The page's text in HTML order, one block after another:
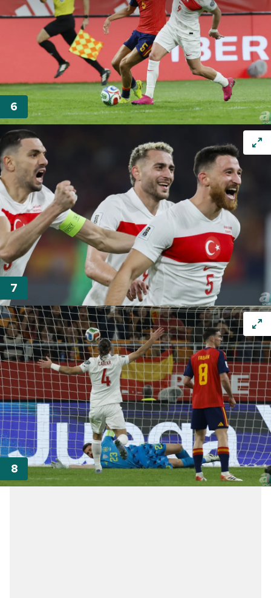
Her halükârda, kullanıcılar, bu çerezlere izin vermedikleri
takdirde, kullanıcılara hedefli reklamlar
gösterilmeyecektir."
Sizlere daha iyi bir hizmet sunabilmek için İnternet
Sitemizde kendimize ve üçüncü kişilere ait çerezler
kullanılmaktadır. Bu çerezler vasıtasıyla çeşitli kişisel
verileriniz işlenmekte olup gerekli olan çerezler bilgi
toplumu hizmetlerinin sunulması amacıyla
kullanılmaktadır. Diğer çerezler, sitemizin daha işlevsel
kılınması ve kişiselleştirilmesi ve sizlere yönelik
reklam/pazarlama faaliyetlerinin yapılması, amaçlarıyla
sınırlı olarak açık rızanız dahilinde kullanılacaktır.
Çerezlere ilişkin tercihlerinizi aşağıda yer alan panel
vasıtasıyla belirleyebilirsiniz. Çerezlere ilişkin detaylı bilgi
için Ayarlar butonuna tıklayabilir,Çerez Bilgilendirme
Metnimizi
ziyaret edebilirsiniz.
6698 sayılı Kişisel Verilerin Korunması Kanunu uyarınca
hazırlanmış Aydınlatma Metnimizi okumak ve sitemizde
ilgili mevzuata uygun olarak kullanılan çerezlerle ilgili bilgi
almak için lütfentıklayınız.